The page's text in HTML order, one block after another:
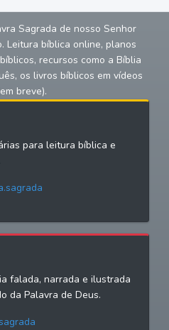
Sagrada de nosso Senhor
Leitura bíblica online, planos
recursos como a Bíblia
os livros bíblicos em vídeos
breve).
para leitura bíblica e
falada, narrada e ilustrada
da Palavra de Deus.